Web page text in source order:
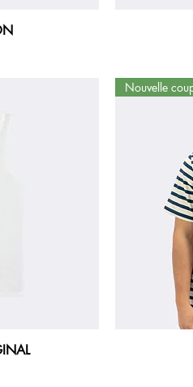
Nouvelle